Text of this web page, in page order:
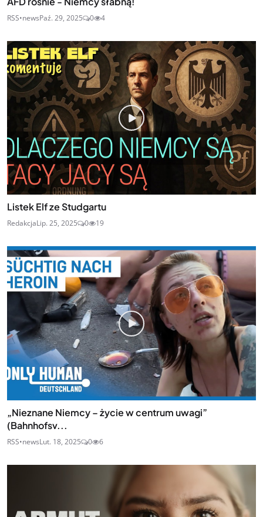
RSS•newsPaź. 29, 2025 0 4
Listek Elf ze Studgartu
RedakcjaLip. 25, 2025 0 19
„Nieznane Niemcy – życie w centrum uwagi”
(Bahnhofsv...
RSS•newsLut. 18, 2025 0 6